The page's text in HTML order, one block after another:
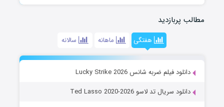
مطالب پربازدید
هفتگی ماهانه سالانه
دانلود فیلم ضربه شانس Lucky Strike 2026
دانلود سریال تد لاسو Ted Lasso 2020-2026